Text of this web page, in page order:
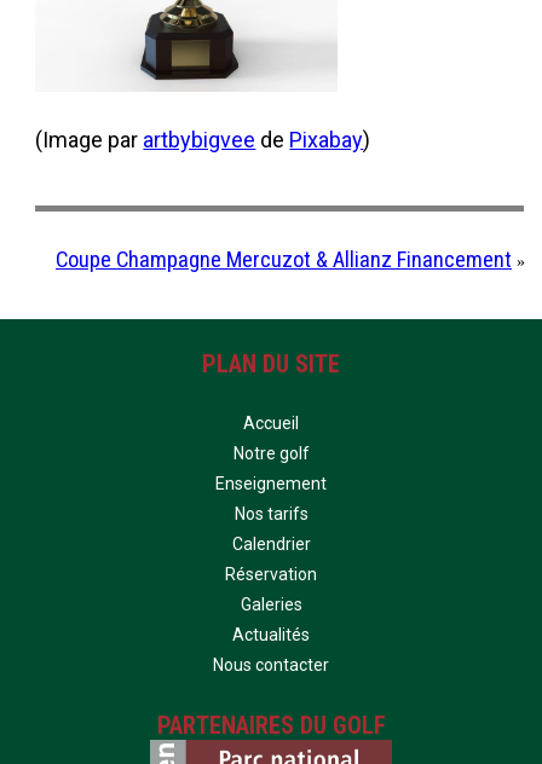
(Image par artbybigvee de Pixabay)
Coupe Champagne Mercuzot & Allianz Financement »
PLAN DU SITE
Accueil
Notre golf
Enseignement
Nos tarifs
Calendrier
Réservation
Galeries
Actualités
Nous contacter
PARTENAIRES DU GOLF